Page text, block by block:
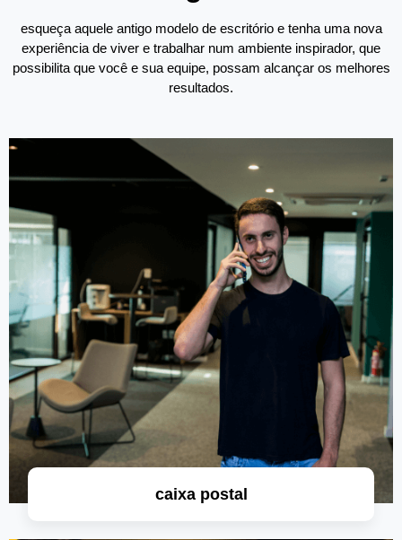
esqueça aquele antigo modelo de escritório e tenha uma nova
experiência de viver e trabalhar num ambiente inspirador, que
possibilita que você e sua equipe, possam alcançar os melhores
resultados.
caixa postal